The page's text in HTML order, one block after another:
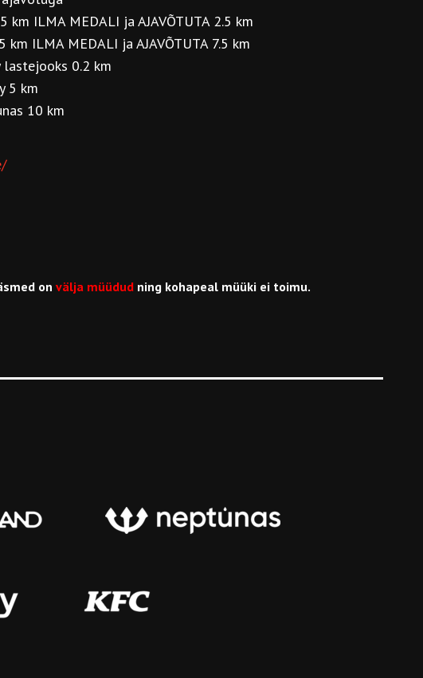
km ILMA MEDALI ja AJAVÕTUTA 2.5 km
km ILMA MEDALI ja AJAVÕTUTA 7.5 km
lastejooks 0.2 km
5 km
10 km
on välja müüdud ning kohapeal müüki ei toimu.